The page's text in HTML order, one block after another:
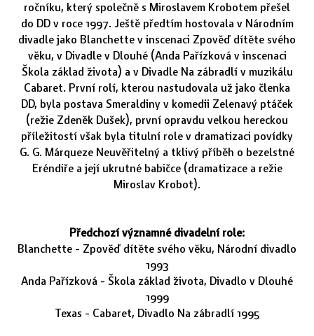
ročníku, který společně s Miroslavem Krobotem přešel
do DD v roce 1997. Ještě předtím hostovala v Národním
divadle jako Blanchette v inscenaci Zpověď dítěte svého
věku, v Divadle v Dlouhé (Anda Pařízková v inscenaci
Škola základ života) a v Divadle Na zábradlí v muzikálu
Cabaret. První rolí, kterou nastudovala už jako členka
DD, byla postava Smeraldiny v komedii Zelenavý ptáček
(režie Zdeněk Dušek), první opravdu velkou hereckou
příležitostí však byla titulní role v dramatizaci povídky
G. G. Márqueze Neuvěřitelný a tklivý příběh o bezelstné
Eréndiře a její ukrutné babičce (dramatizace a režie
Miroslav Krobot).
Předchozí významné divadelní role:
Blanchette - Zpověď dítěte svého věku, Národní divadlo
1993
Anda Pařízková - Škola základ života, Divadlo v Dlouhé
1999
Texas - Cabaret, Divadlo Na zábradlí 1995